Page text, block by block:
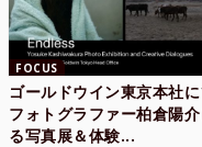
FOCUS
ゴールドウイン東京本社に
フォトグラファー柏倉陽介
る写真展＆体験...